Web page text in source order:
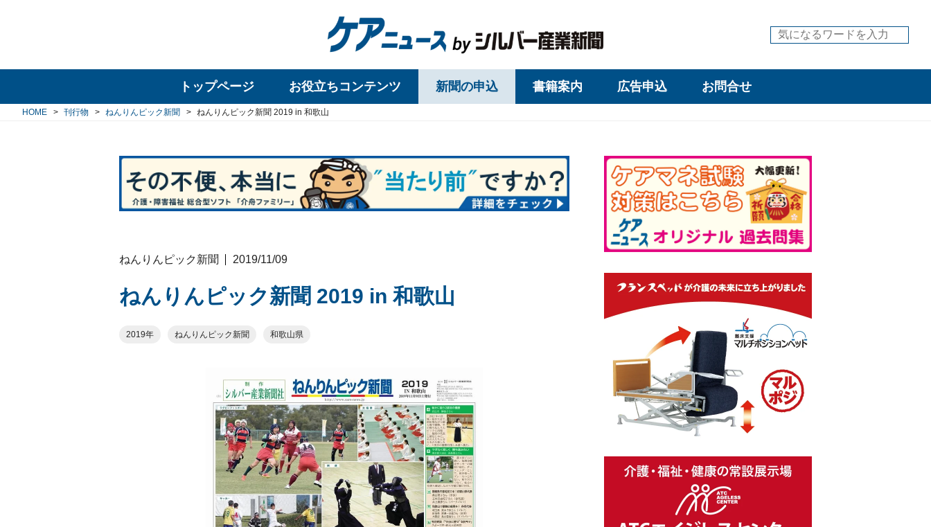
トップページ お役立ちコンテンツ 新聞の申込 書籍案内 広告申込 お問合せ
HOME 刊行物 ねんりんピック新聞 ねんりんピック新聞 2019 in 和歌山
ねんりんピック新聞 2019/11/09
ねんりんピック新聞 2019 in 和歌山
2019年 ねんりんピック新聞 和歌山県